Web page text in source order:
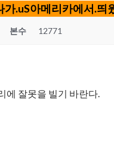
가.uS아메리카에서.띄
본수 12771
에 잘못을 빌기 바란다.